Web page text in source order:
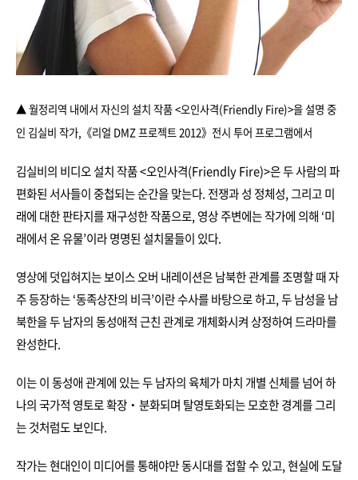
▲ 월정리역 내에서 자신의 설치 작품 <오인사격(Friendly Fire)>을 설명 중
인 김실비 작가, 《리얼 DMZ 프로젝트 2012》전시 투어 프로그램에서
김실비의 비디오 설치 작품 <오인사격(Friendly Fire)>은 두 사람의 파
편화된 서사들이 중첩되는 순간을 맞는다. 전쟁과 성 정체성, 그리고 미
래에 대한 판타지를 재구성한 작품으로, 영상 주변에는 작가에 의해 ‘미
래에서 온 유물’이라 명명된 설치물들이 있다.
영상에 덧입혀지는 보이스 오버 내레이션은 남북한 관계를 조명할 때 자
주 등장하는 ‘동족상잔의 비극’이란 수사를 바탕으로 하고, 두 남성을 남
북한을 두 남자의 동성애적 근친 관계로 개체화시켜 상정하여 드라마를
완성한다.
이는 이 동성애 관계에 있는 두 남자의 육체가 마치 개별 신체를 넘어 하
나의 국가적 영토로 확장‧분화되며 탈영토화되는 모호한 경계를 그리
는 것처럼도 보인다.
작가는 현대인이 미디어를 통해야만 동시대를 접할 수 있고, 현실에 도달